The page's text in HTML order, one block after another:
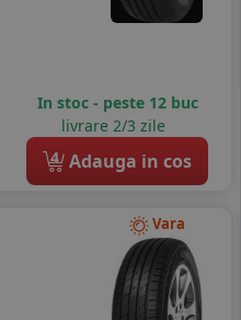
In stoc - peste 12 buc
livrare 2/3 zile
4 Adauga in cos
Vara